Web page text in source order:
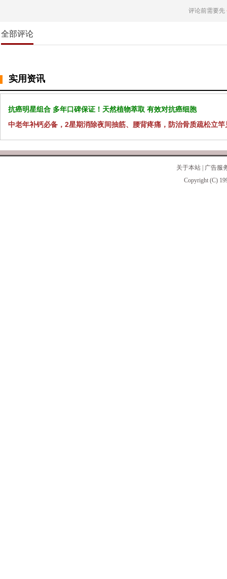
评论前需要先
全部评论
实用资讯
抗癌明星组合 多年口碑保证！天然植物萃取 有效对抗癌细胞
中老年补钙必备，2星期消除夜间抽筋、腰背疼痛，防治骨质疏松立竿
关于本站
广告服
Copyright (C)